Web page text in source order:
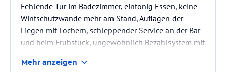
Fehlende Tür im Badezimmer, eintönig Essen, keine
Wintschutzwände mehr am Stand, Auflagen der
Liegen mit Löchern, schleppender Service an der Bar
und beim Frühstück, ungewöhnlich Bezahlsystem mit
sonst gibt es keine Leistung aufs Zimmer, insgesamt
Mehr anzeigen